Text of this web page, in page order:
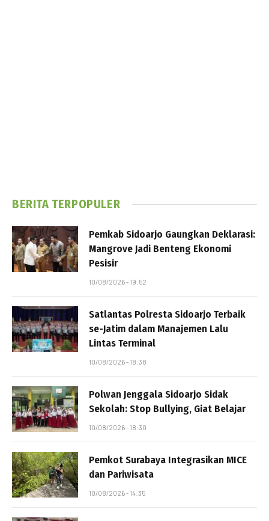
BERITA TERPOPULER
Pemkab Sidoarjo Gaungkan Deklarasi:
Mangrove Jadi Benteng Ekonomi
Pesisir
10/08/2026 - 19:52
Satlantas Polresta Sidoarjo Terbaik
se-Jatim dalam Manajemen Lalu
Lintas Terminal
10/08/2026 - 18:38
Polwan Jenggala Sidoarjo Sidak
Sekolah: Stop Bullying, Giat Belajar
10/08/2026 - 18:30
Pemkot Surabaya Integrasikan MICE
dan Pariwisata
10/08/2026 - 14:35